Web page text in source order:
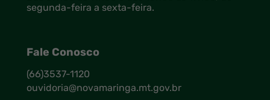
Unidade básica de saúde - brianorte
Unidade básica de saúde - laércio pereira
(66)98101-5161
segunda-feira a sexta-feira.
Fale Conosco
(66)3537-1120
ouvidoria@novamaringa.mt.gov.br